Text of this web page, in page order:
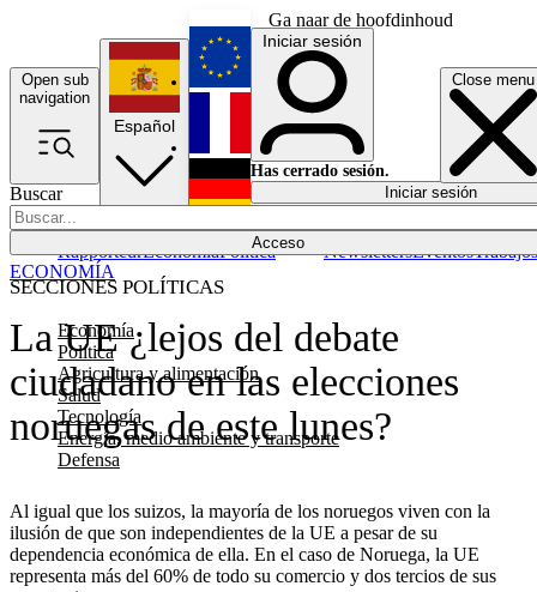
Ga naar de hoofdinhoud
Open sub
navigation
Close menu
Buscar
Acceso
SECCIONES POLÍTICAS
Economía
Política
Agricultura y alimentación
Salud
Tecnología
Energía, medio ambiente y transporte
Defensa
RapporteurEconomíaPolítica NewslettersEventosTrabajos
Español
English
Français
Iniciar sesión
Has cerrado sesión.
Iniciar sesión
La UE ¿lejos del debate
ciudadano en las elecciones
noruegas de este lunes?
Al igual que los suizos, la mayoría de los noruegos viven con la
ilusión de que son independientes de la UE a pesar de su
dependencia económica de ella. En el caso de Noruega, la UE
representa más del 60% de todo su comercio y dos tercios de sus
ECONOMÍA